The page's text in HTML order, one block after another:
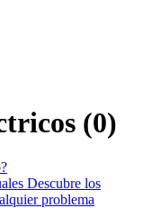
(0)
Descubre los
problema